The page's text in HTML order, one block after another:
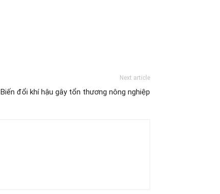
Next article
Biến đổi khí hậu gây tổn thương nông nghiệp